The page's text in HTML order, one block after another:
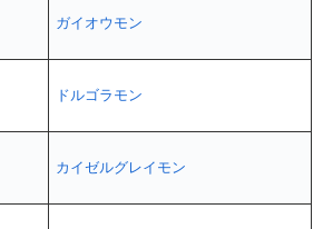
ガイオウモン
ドルゴラモン
カイゼルグレイモン